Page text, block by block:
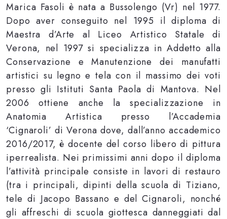
Marica Fasoli è nata a Bussolengo (Vr) nel 1977.
Dopo aver conseguito nel 1995 il diploma di
Maestra d’Arte al Liceo Artistico Statale di
Verona, nel 1997 si specializza in Addetto alla
Conservazione e Manutenzione dei manufatti
artistici su legno e tela con il massimo dei voti
presso gli Istituti Santa Paola di Mantova. Nel
2006 ottiene anche la specializzazione in
Anatomia Artistica presso l’Accademia
‘Cignaroli’ di Verona dove, dall’anno accademico
2016/2017, è docente del corso libero di pittura
iperrealista. Nei primissimi anni dopo il diploma
l’attività principale consiste in lavori di restauro
(tra i principali, dipinti della scuola di Tiziano,
tele di Jacopo Bassano e del Cignaroli, nonché
gli affreschi di scuola giottesca danneggiati dal